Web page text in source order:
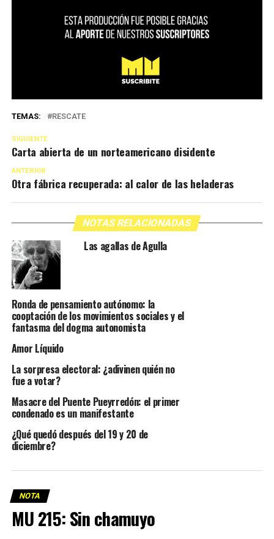
TEMAS: RESCATE
SIGUIENTE
Carta abierta de un norteamericano disidente
ANTERIOR
Otra fábrica recuperada: al calor de las heladeras
NOTAS RELACIONADAS
Las agallas de Agulla
Ronda de pensamiento autónomo: la
cooptación de los movimientos sociales y el
fantasma del dogma autonomista
Amor Líquido
La sorpresa electoral: ¿adivinen quién no
fue a votar?
Masacre del Puente Pueyrredón: el primer
condenado es un manifestante
¿Qué quedó después del 19 y 20 de
diciembre?
NOTA
MU 215: Sin chamuyo